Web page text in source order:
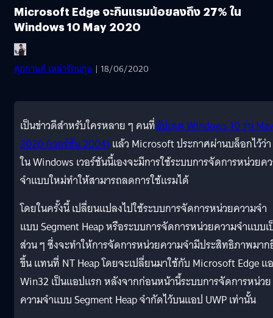
Microsoft Edge จะกินแรมน้อยลงถึง 27% ใน
Windows 10 May 2020
ศุภกานต์ เหล่ารัตนกุล | 18/06/2020
เป็นข่าวดีสำหรับใครหลาย ๆ คนที่อัปเดต Windows 10 รุ่น
2020 (เวอร์ชัน 2004)แล้ว Microsoft ประกาศผ่านบล็อกไว้ว่า
ใน Windows เวอร์ชันนี้เองจะมีการใช้ระบบการจัดการหน่วยค
จำแบบใหม่ทำให้สามารถลดการใช้แรมได้
โดยในครั้งนี้ เปลี่ยนแปลงไปใช้ระบบการจัดการหน่วยความจำ
แบบ Segment Heap หรือระบบการจัดการหน่วยความจำแบบ
ส่วน ๆ ซึ่งจะทำให้การจัดการหน่วยความจำมีประสิทธิภาพมาก
ขึ้น แทนที่ NT Heap โดยจะเปลี่ยนมาใช้กับ Microsoft Edge แ
Win32 เป็นแอปแรก หลังจากก่อนหน้านี้ระบบการจัดการหน่วย
ความจำแบบ Segment Heap จำกัดไว้บนแอป UWP เท่านั้น